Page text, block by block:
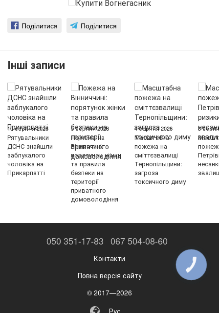
Поділитися Поділитися
Інші записи
10 серпня 2026
Рятувальники
ДСНС знайшли
заблукалого
чоловіка на
Прикарпатті
5 серпня 2026
Пожежа на
Вінниччині:
порятунок жінки
та правила
безпеки на
території
приватного
домоволодіння
4 серпня 2026
Масштабна
пожежа на
сміттєзвалищі
Тернопільщини:
загроза
токсичного диму
3
050 351-17-83 067 504-08-60
Контакти
Повна версія сайту
© 2017—2026
Рус
КНОПКА
ЗВ'ЯЗКУ